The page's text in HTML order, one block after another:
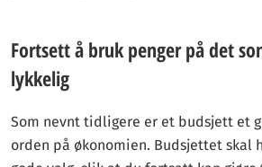
Fortsett å bruk penger på det
lykkelig
Som nevnt tidligere er et budsjett et
orden på økonomien. Budsjettet skal